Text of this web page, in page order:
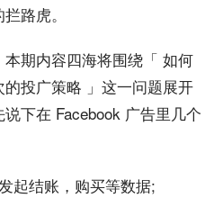
路虎。
期内容四海将围绕「 如何
投广策略 」这一问题展开
下在 Facebook 广告里几个
起结账，购买等数据;